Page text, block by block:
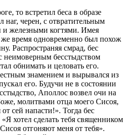
то встретил беса в образе
наг, черен, с отвратительным
и железными когтями. Имея
же время одновременно был похож
Распространяя смрад, бес
неимоверным бесстыдством
обнимать и целовать его.
знамением и вырывался из
его. Будучи не в состоянии
Аполлос возвел очи на
молитвами отца моего Сисоя,
сей напасти!». Тогда бес
хотел сделать тебя священником
отгоняют меня от тебя».